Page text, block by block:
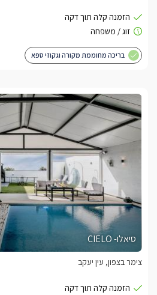
בריכה מחוממת מקורה וגקוזי ספא
סיאלו- CIELO
צימר בצפון, עין יעקב